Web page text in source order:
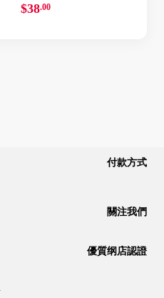
$38.00
付款方式
關注我們
優質纲店認證